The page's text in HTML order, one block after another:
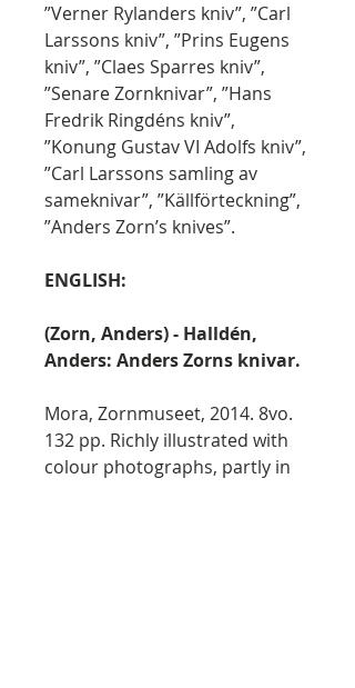
”Verner Rylanders kniv”, ”Carl
Larssons kniv”, ”Prins Eugens
kniv”, ”Claes Sparres kniv”,
”Senare Zornknivar”, ”Hans
Fredrik Ringdéns kniv”,
”Konung Gustav VI Adolfs kniv”,
”Carl Larssons samling av
sameknivar”, ”Källförteckning”,
”Anders Zorn’s knives”.
ENGLISH:
(Zorn, Anders) - Halldén,
Anders: Anders Zorns knivar.
Mora, Zornmuseet, 2014. 8vo.
132 pp. Richly illustrated with
colour photographs, partly in